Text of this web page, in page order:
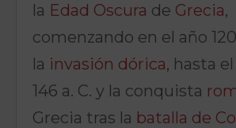
la Edad Oscura de Grecia,
comenzando en el año
la invasión dórica, hasta
146 a. C. y la conquista
Grecia tras la batalla de